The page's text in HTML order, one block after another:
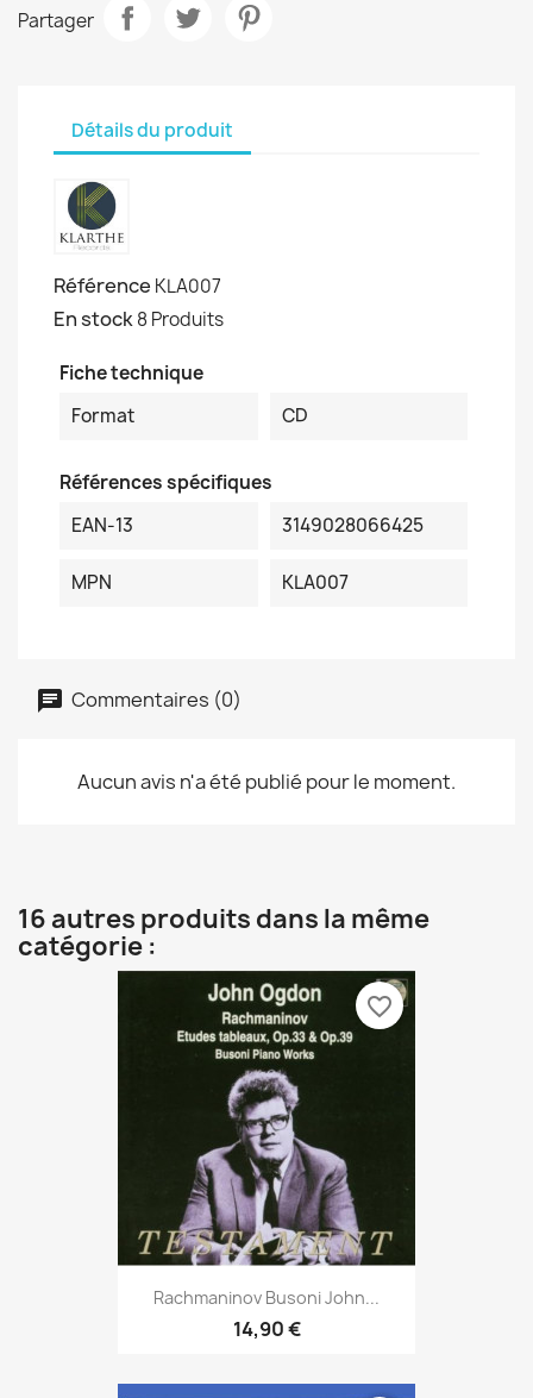
Partager
Détails du produit
Référence KLA007
En stock8 Produits
Fiche technique
Format
CD
Références spécifiques
EAN-13
3149028066425
MPN KLA007
Commentaires (0)
Aucun avis n'a été publié pour le moment.
16 autres produits dans la même
catégorie :
Rachmaninov Busoni John...
14,90 €
favorite_border